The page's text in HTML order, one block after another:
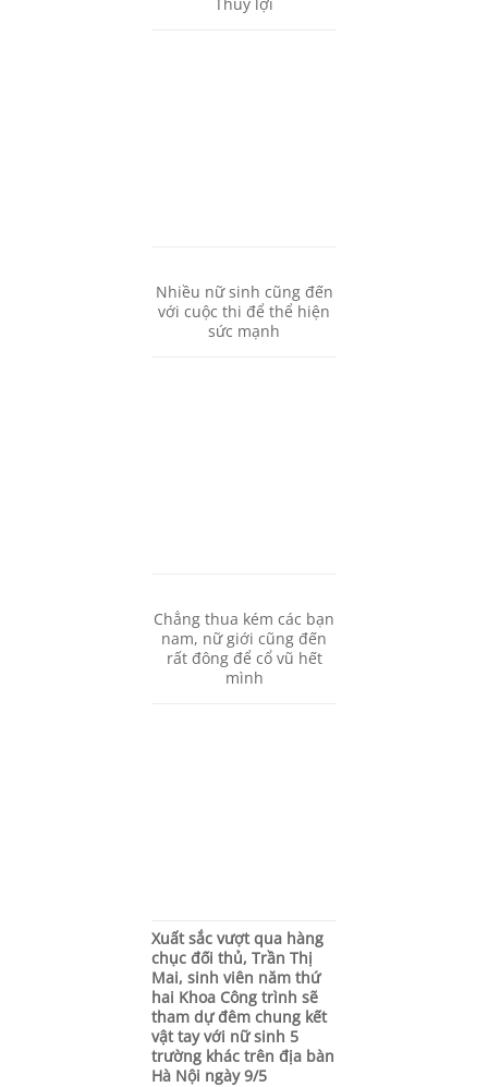
Nhiều nữ sinh cũng đến
với cuộc thi để thể hiện
sức mạnh
Chẳng thua kém các bạn
nam, nữ giới cũng đến
rất đông để cổ vũ hết
mình
Xuất sắc vượt qua hàng
chục đối thủ, Trần Thị
Mai, sinh viên năm thứ
hai Khoa Công trình sẽ
tham dự đêm chung kết
vật tay với nữ sinh 5
trường khác trên địa bàn
Hà Nội ngày 9/5